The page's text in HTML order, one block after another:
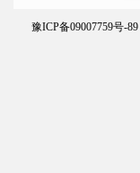
豫ICP备09007759号-89